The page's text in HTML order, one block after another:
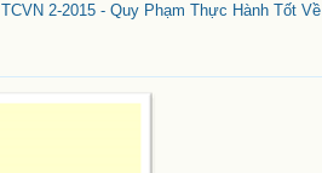
TCVN 2-2015 - Quy Phạm Thực Hành Tốt Về